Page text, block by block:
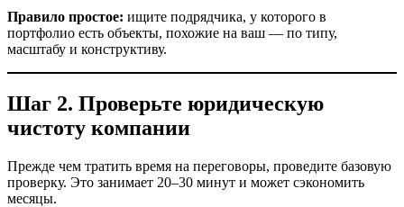
Правило простое: ищите подрядчика, у которого в
портфолио есть объекты, похожие на ваш — по типу,
масштабу и конструктиву.
Шаг 2. Проверьте юридическую
чистоту компании
Прежде чем тратить время на переговоры, проведите базовую
проверку. Это занимает 20–30 минут и может сэкономить
месяцы.